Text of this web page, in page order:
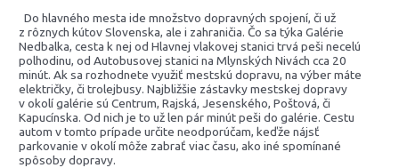
Do hlavného mesta ide množstvo dopravných spojení, či už
z rôznych kútov Slovenska, ale i zahraničia. Čo sa týka Galérie
Nedbalka, cesta k nej od Hlavnej vlakovej stanici trvá peši necelú
polhodinu, od Autobusovej stanici na Mlynských Nivách cca 20
minút. Ak sa rozhodnete využiť mestskú dopravu, na výber máte
električky, či trolejbusy. Najbližšie zástavky mestskej dopravy
v okolí galérie sú Centrum, Rajská, Jesenského, Poštová, či
Kapucínska. Od nich je to už len pár minút peši do galérie. Cestu
autom v tomto prípade určite neodporúčam, keďže nájsť
parkovanie v okolí môže zabrať viac času, ako iné spomínané
spôsoby dopravy.